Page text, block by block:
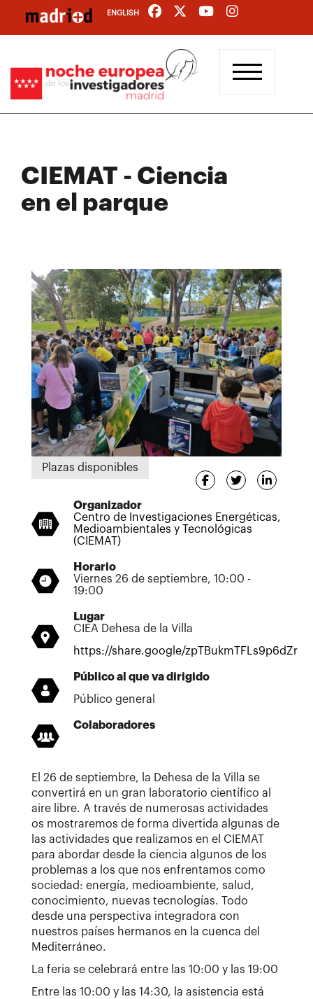
contenido
ENGLISH
CIEMAT - Ciencia
en el parque
Plazas disponibles
Organizador
Centro de Investigaciones Energéticas,
Medioambientales y Tecnológicas
(CIEMAT)
Horario
Viernes 26 de septiembre, 10:00 -
19:00
Lugar
CIEA Dehesa de la Villa
https://share.google/zpTBukmTFLs9p6dZr
Público al que va dirigido
Público general
Colaboradores
El 26 de septiembre, la Dehesa de la Villa se
convertirá en un gran laboratorio científico al
aire libre. A través de numerosas actividades
os mostraremos de forma divertida algunas de
las actividades que realizamos en el CIEMAT
para abordar desde la ciencia algunos de los
problemas a los que nos enfrentamos como
sociedad: energía, medioambiente, salud,
conocimiento, nuevas tecnologías. Todo
desde una perspectiva integradora con
nuestros países hermanos en la cuenca del
Mediterráneo.
La feria se celebrará entre las 10:00 y las 19:00
Entre las 10:00 y las 14:30, la asistencia está